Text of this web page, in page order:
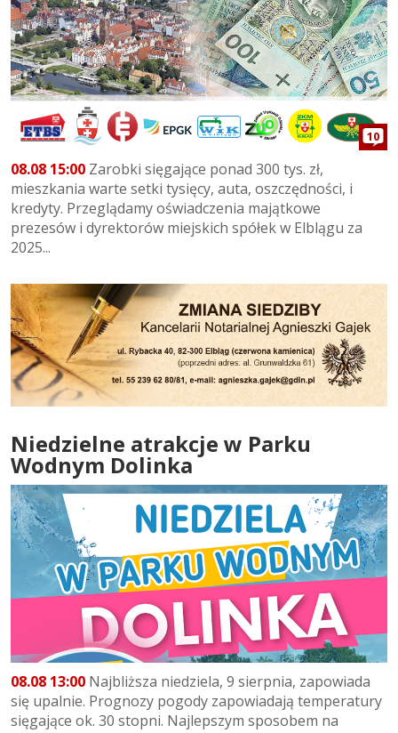
10
08.08 15:00 Zarobki sięgające ponad 300 tys. zł,
mieszkania warte setki tysięcy, auta, oszczędności, i
kredyty. Przeglądamy oświadczenia majątkowe
prezesów i dyrektorów miejskich spółek w Elblągu za
2025...
Niedzielne atrakcje w Parku
Wodnym Dolinka
08.08 13:00 Najbliższa niedziela, 9 sierpnia, zapowiada
się upalnie. Prognozy pogody zapowiadają temperatury
sięgające ok. 30 stopni. Najlepszym sposobem na